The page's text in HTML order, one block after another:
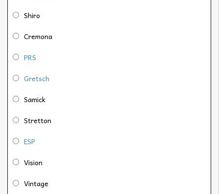
Shiro
Cremona
PRS
Gretsch
Samick
Stretton
ESP
Vision
Vintage